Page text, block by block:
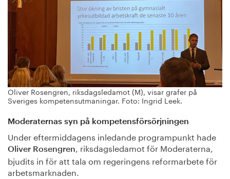
Oliver Rosengren, riksdagsledamot (M), visar grafer på
Sveriges kompetensutmaningar. Foto: Ingrid Leek.
Moderaternas syn på kompetensförsörjningen
Under eftermiddagens inledande programpunkt hade
Oliver Rosengren, riksdagsledamot för Moderaterna,
bjudits in för att tala om regeringens reformarbete för
arbetsmarknaden.